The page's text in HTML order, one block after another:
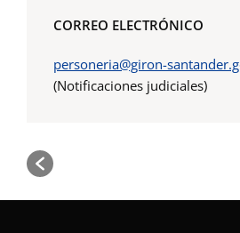
CORREO ELECTRÓNICO
personeria@giron-
(Notificaciones judiciales)